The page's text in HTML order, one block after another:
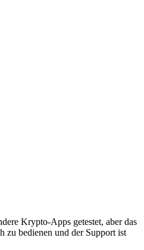
Krypto-Apps getestet, aber das
zu bedienen und der Support ist